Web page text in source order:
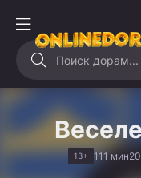
13+ 111 мин